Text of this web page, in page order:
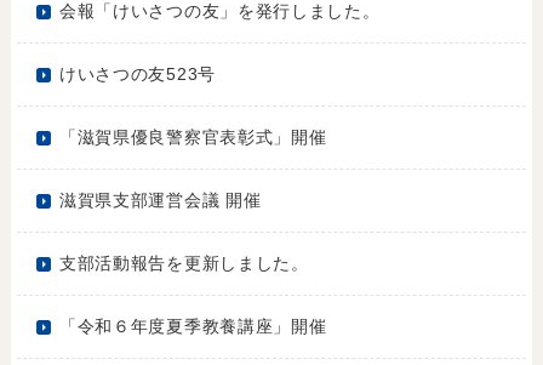
会報「けいさつの友」を発行しました。
けいさつの友523号
「滋賀県優良警察官表彰式」開催
滋賀県支部運営会議 開催
支部活動報告を更新しました。
「令和６年度夏季教養講座」開催